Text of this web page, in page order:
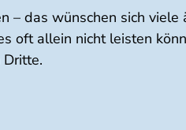
– das wünschen sich viele
oft allein nicht leisten